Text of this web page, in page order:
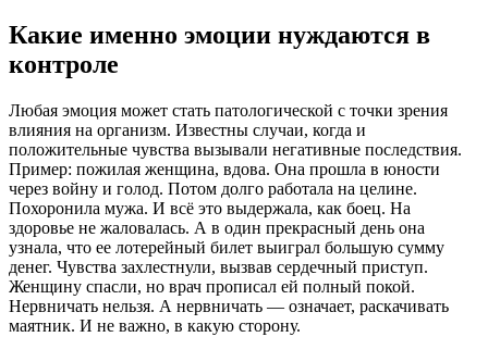
Какие именно эмоции нуждаются в
контроле
Любая эмоция может стать патологической с точки зрения
влияния на организм. Известны случаи, когда и
положительные чувства вызывали негативные последствия.
Пример: пожилая женщина, вдова. Она прошла в юности
через войну и голод. Потом долго работала на целине.
Похоронила мужа. И всё это выдержала, как боец. На
здоровье не жаловалась. А в один прекрасный день она
узнала, что ее лотерейный билет выиграл большую сумму
денег. Чувства захлестнули, вызвав сердечный приступ.
Женщину спасли, но врач прописал ей полный покой.
Нервничать нельзя. А нервничать — означает, раскачивать
маятник. И не важно, в какую сторону.